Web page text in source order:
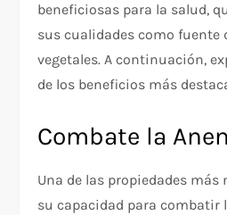
beneficiosas para la salud,
sus cualidades como fuente
vegetales. A continuación,
de los beneficios más
Combate la
Una de las propiedades
su capacidad para combatir